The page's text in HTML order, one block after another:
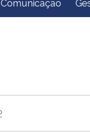
Geral da